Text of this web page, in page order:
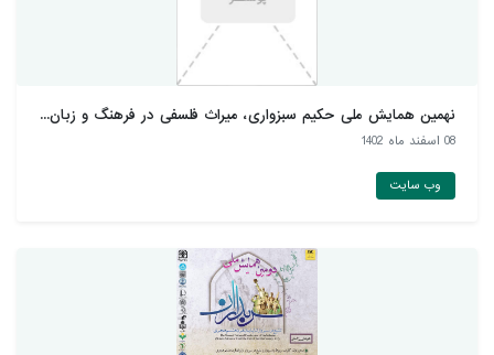
نهمین همایش ملی حکیم سبزواری، میراث فلسفی در فرهنگ و زبان...
08 اسفند ماه 1402
وب سایت